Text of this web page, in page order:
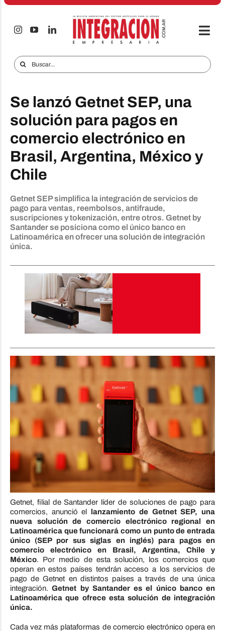
Saltar
Audio & TV
iTECNO
Celulares
Informes Especiales
Contacto
Buscar:
Se lanzó Getnet SEP, una
solución para pagos en
comercio electrónico en
Brasil, Argentina, México y
Chile
Getnet SEP simplifica la integración de servicios de
pago para ventas, reembolsos, antifraude,
suscripciones y tokenización, entre otros. Getnet by
Santander se posiciona como el único banco en
Latinoamérica en ofrecer una solución de integración
única.
Getnet, filial de Santander líder de soluciones de pago para
comercios, anunció el lanzamiento de Getnet SEP, una
nueva solución de comercio electrónico regional en
Latinoamérica que funcionará como un punto de entrada
único (SEP por sus siglas en inglés) para pagos en
comercio electrónico en Brasil, Argentina, Chile y
México. Por medio de esta solución, los comercios que
operan en estos países tendrán acceso a los servicios de
pago de Getnet en distintos países a través de una única
integración.Getnet by Santander es el único banco en
Latinoamérica que ofrece esta solución de integración
única.
Cada vez más plataformas de comercio electrónico opera en